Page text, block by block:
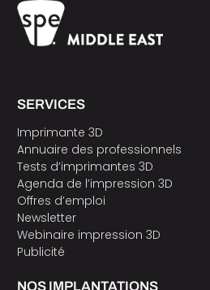
SERVICES
Imprimante 3D
Annuaire des professionnels
Tests d’imprimantes 3D
Agenda de l’impression 3D
Offres d’emploi
Newsletter
Webinaire impression 3D
Publicité
NOS IMPLANTATIONS